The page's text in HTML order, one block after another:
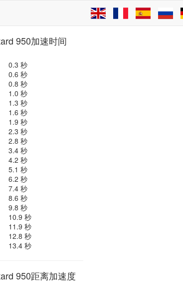
950加速时间
0.3 秒
0.6 秒
0.8 秒
1.0 秒
1.3 秒
1.6 秒
1.9 秒
2.3 秒
2.8 秒
3.4 秒
4.2 秒
5.1 秒
6.2 秒
7.4 秒
8.6 秒
9.8 秒
10.9 秒
11.9 秒
12.8 秒
13.4 秒
950距离加速度